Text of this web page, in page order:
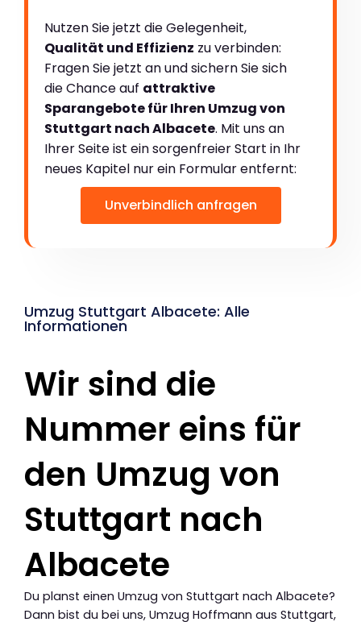
Nutzen Sie jetzt die Gelegenheit,
Qualität und Effizienz zu verbinden:
Fragen Sie jetzt an und sichern Sie sich
die Chance auf attraktive
Sparangebote für Ihren Umzug von
Stuttgart nach Albacete. Mit uns an
Ihrer Seite ist ein sorgenfreier Start in Ihr
neues Kapitel nur ein Formular entfernt:
Unverbindlich anfragen
Umzug Stuttgart Albacete: Alle
Informationen
Wir sind die
Nummer eins für
den Umzug von
Stuttgart nach
Albacete
Du planst einen Umzug von Stuttgart nach Albacete?
Dann bist du bei uns, Umzug Hoffmann aus Stuttgart,